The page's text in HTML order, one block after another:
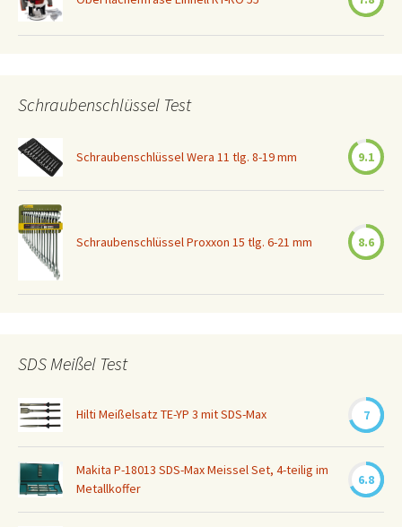
Schraubenschlüssel Test
Schraubenschlüssel Wera 11 tlg. 8-19 mm 9.1
Schraubenschlüssel Proxxon 15 tlg. 6-21 mm 8.6
SDS Meißel Test
Hilti Meißelsatz TE-YP 3 mit SDS-Max 7
Makita P-18013 SDS-Max Meissel Set, 4-teilig im
Metallkoffer
6.8